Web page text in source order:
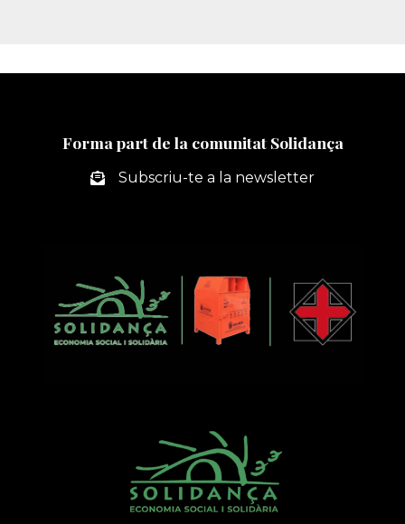
Forma part de la comunitat Solidança
Subscriu-te a la newsletter